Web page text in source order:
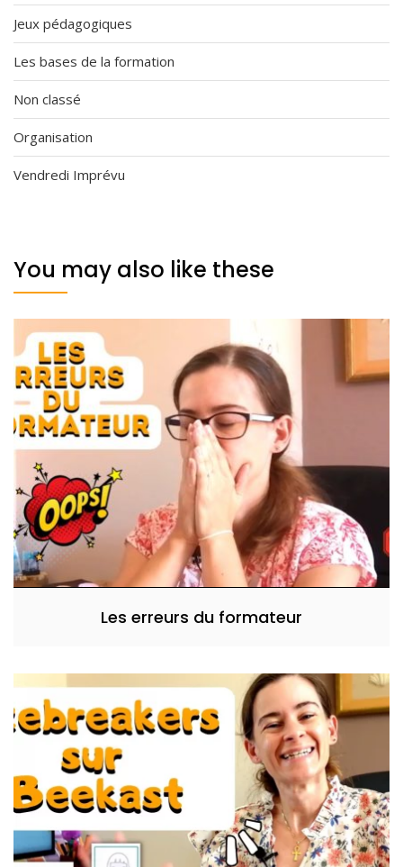
Jeux pédagogiques
Les bases de la formation
Non classé
Organisation
Vendredi Imprévu
You may also like these
Les erreurs du formateur